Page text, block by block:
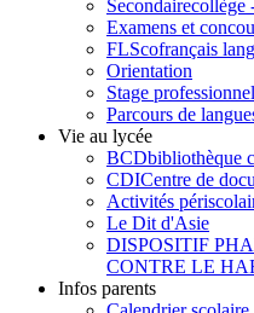
Secondairecollège
Examens et
FLScofrançais
Orientation
Stage professionnel
Parcours de
Vie au lycée
BCDbibliothèque
CDICentre de
Activités
Le Dit d'Asie
DISPOSITIF
CONTRE LE
Infos parents